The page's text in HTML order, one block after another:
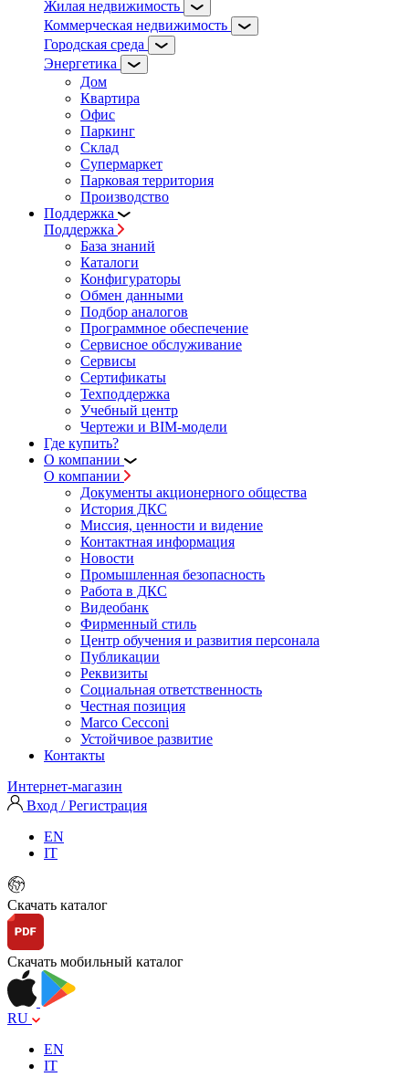
Жилая недвижимость
Коммерческая недвижимость
Городская среда
Энергетика
Дом
Квартира
Офис
Паркинг
Склад
Супермаркет
Парковая территория
Производство
Поддержка
Поддержка
База знаний
Каталоги
Конфигураторы
Обмен данными
Подбор аналогов
Программное обеспечение
Сервисное обслуживание
Сервисы
Сертификаты
Техподдержка
Учебный центр
Чертежи и BIM-модели
Где купить?
О компании
О компании
Документы акционерного общества
История ДКС
Миссия, ценности и видение
Контактная информация
Новости
Промышленная безопасность
Работа в ДКС
Видеобанк
Фирменный стиль
Центр обучения и развития персонала
Публикации
Реквизиты
Социальная ответственность
Честная позиция
Marco Cecconi
Устойчивое развитие
Контакты
Интернет-магазин
Вход / Регистрация
EN
IT
Скачать каталог
Скачать мобильный каталог
RU
EN
IT